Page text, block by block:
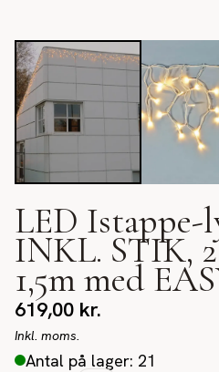
LED Istappe-
INKL. STIK,
1,5m med
619,00 kr.
Inkl. moms.
Antal på lager: 21